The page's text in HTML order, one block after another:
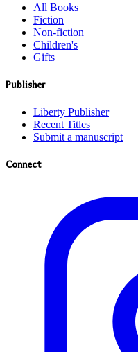
All Books
Fiction
Non-fiction
Children's
Gifts
Publisher
Liberty Publisher
Recent Titles
Submit a manuscript
Connect